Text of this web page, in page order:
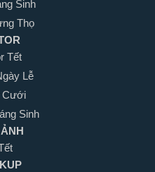
Sinh
Thọ
Tết
Lễ
Cưới
Sinh